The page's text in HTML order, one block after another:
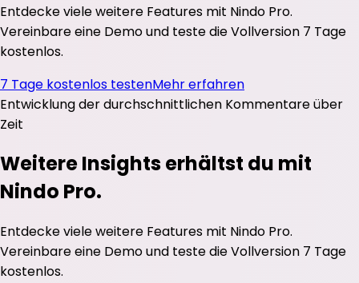
Entdecke viele weitere Features mit Nindo Pro.
Vereinbare eine Demo und teste die Vollversion 7 Tage
kostenlos.
7 Tage kostenlos testenMehr erfahren
Entwicklung der durchschnittlichen Kommentareüber
Zeit
Weitere Insights erhältst du mit
Nindo Pro.
Entdecke viele weitere Features mit Nindo Pro.
Vereinbare eine Demo und teste die Vollversion 7 Tage
kostenlos.